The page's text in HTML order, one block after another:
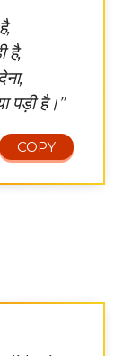
है,
पड़ी है।”